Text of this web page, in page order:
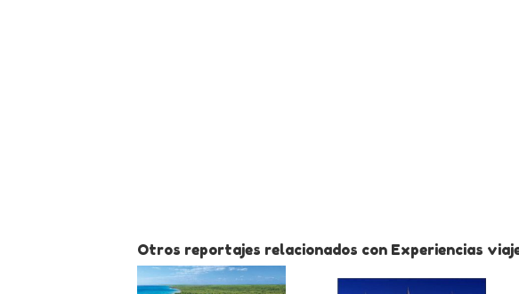
Otros reportajes relacionados con Experiencias